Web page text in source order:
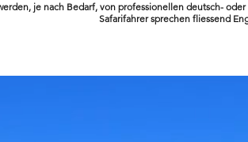
je nach Bedarf, von professionellen deutsch-
Safarifahrer sprechen fliessend